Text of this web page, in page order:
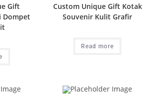
Gift
Dompet
Custom Unique Gift Kotak
Souvenir Kulit Grafir
Read more